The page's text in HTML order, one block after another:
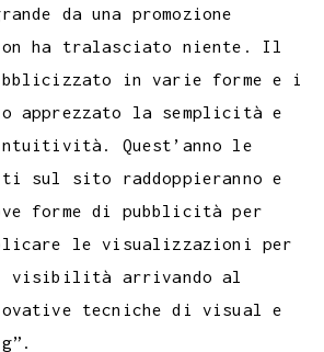
da una promozione
ha tralasciato niente. Il
in varie forme e i
apprezzato la semplicità e
Quest’anno le
sul sito raddoppieranno e
forme di pubblicità per
le visualizzazioni per
visibilità arrivando al
tecniche di visual e